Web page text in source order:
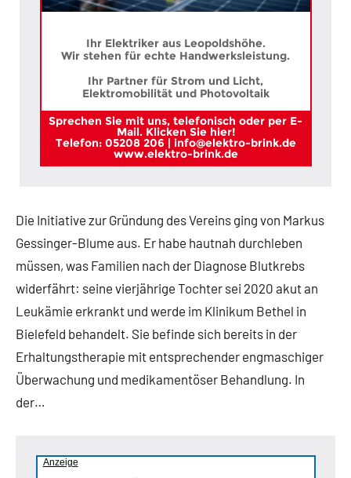
Ihr Elektriker aus Leopoldshöhe.
Wir stehen für echte Handwerksleistung.
Ihr Partner für Strom und Licht,
Elektromobilität und Photovoltaik
Sprechen Sie mit uns, telefonisch oder per E-
Mail. Klicken Sie hier!
Telefon: 05208 206 | info@elektro-brink.de
www.elektro-brink.de
Die Initiative zur Gründung des Vereins ging von Markus
Gessinger-Blume aus. Er habe hautnah durchleben
müssen, was Familien nach der Diagnose Blutkrebs
widerfährt: seine vierjährige Tochter sei 2020 akut an
Leukämie erkrankt und werde im Klinikum Bethel in
Bielefeld behandelt. Sie befinde sich bereits in der
Erhaltungstherapie mit entsprechender engmaschiger
Überwachung und medikamentöser Behandlung. In
der…
Anzeige